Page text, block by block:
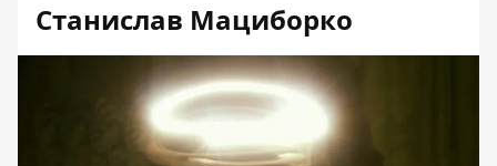
Станислав Мациборко